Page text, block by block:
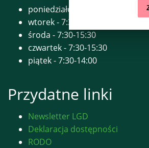
poniedziałek - 7:30-15:30
wtorek - 7:30-17:00
środa - 7:30-15:30
czwartek - 7:30-15:30
piątek - 7:30-14:00
Przydatne linki
Newsletter LGD
Deklaracja dostępności
RODO